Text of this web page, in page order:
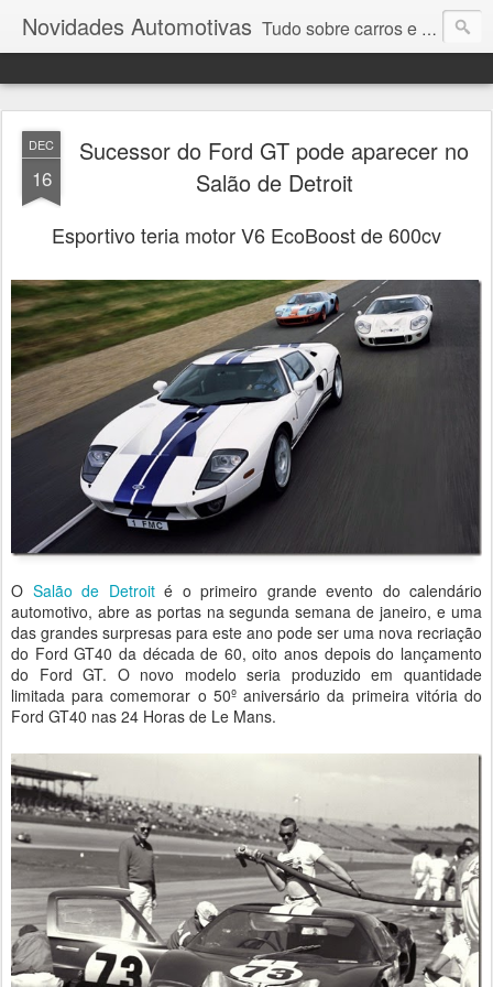
Novidades Automotivas Tudo sobre carros e motores
DEC
16
Sucessor do Ford GT pode aparecer no
Salão de Detroit
Esportivo teria motor V6 EcoBoost de 600cv
O Salão de Detroité o primeiro grande evento do calendário
automotivo, abre as portas na segunda semana de janeiro, e uma
das grandes surpresas para este ano pode ser uma nova recriação
do Ford GT40 da década de 60, oito anos depois do lançamento
do Ford GT. O novo modelo seria produzido em quantidade
limitada para comemorar o 50º aniversário da primeira vitória do
Ford GT40 nas 24 Horas de Le Mans.